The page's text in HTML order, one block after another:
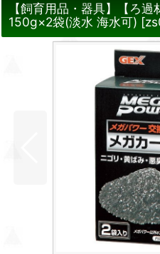
【飼育用品・器具】【ろ
150g×2袋(淡水 海水可) [